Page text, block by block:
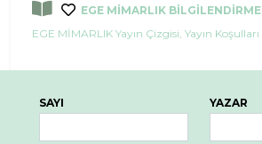
EGE MİMARLIK BİLGİLENDİRME
EGE MİMARLIK Yayın Çizgisi, Yayın Koşulları
SAYI YAZAR